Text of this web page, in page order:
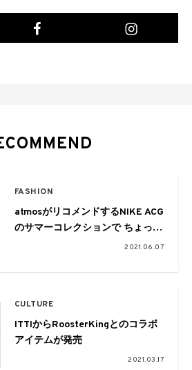
FASHION
atmosがリコメンドするNIKE ACG
のサマーコレクションで ちょっと
2021.06.07
CULTURE
ITTIからRoosterKingとのコラボ
アイテムが発売
2021.03.17